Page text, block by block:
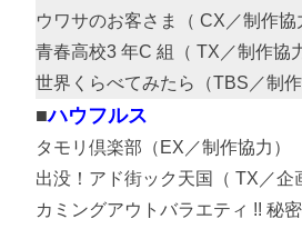
ウワサのお客さま（ CX／制作協
青春高校3 年C 組（ TX／制作協
世界くらべてみたら（TBS／制作
ハウフルス
タモリ倶楽部（EX／制作協力）
出没！アド街ック天国（ TX／企
カミングアウトバラエティ !! 秘